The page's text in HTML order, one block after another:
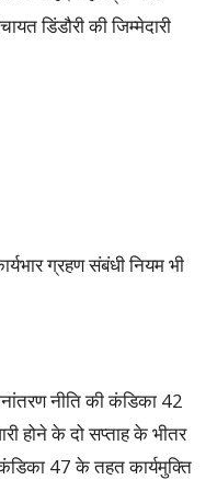
डिंडौरी की जिम्मेदारी
ग्रहण संबंधी नियम भी
नीति की कंडिका 42
होने के दो सप्ताह के भीतर
कंडिका 47 के तहत कार्यमुक्ति